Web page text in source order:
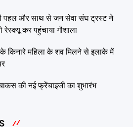
पहल और साथ से जन सेवा संघ ट्रस्ट ने
कर पहुंचाया गौशाला
के किनारे महिला के शव मिलने से इलाके में
की नई फ्रेंचाइजी का शुभारंभ